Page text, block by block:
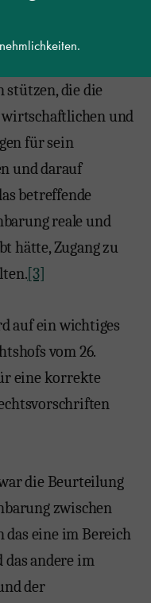
stützen, die die
und
für sein
und darauf
betreffende
reale und
hätte, Zugang zu
[3]
auf ein wichtiges
vom 26.
eine korrekte
die Beurteilung
zwischen
das eine im Bereich
andere im
der